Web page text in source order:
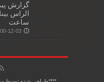
گزارش
ساعت
12-03